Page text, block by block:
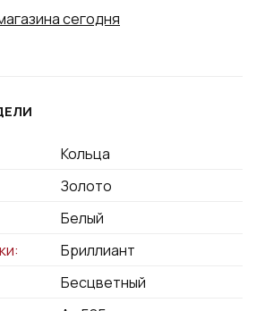
сегодня
Кольца
Золото
Белый
Бриллиант
Бесцветный